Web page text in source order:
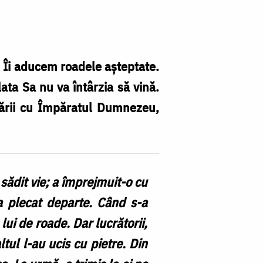
aducem roadele așteptate.
Sa nu va întârzia să vină.
cu Împăratul Dumnezeu,
vie; a împrejmuit-o cu
departe. Când s-a
de roade. Dar lucrătorii,
l-au ucis cu pietre. Din